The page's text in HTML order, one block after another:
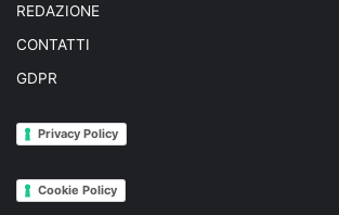
REDAZIONE
CONTATTI
GDPR
Privacy Policy
Cookie Policy